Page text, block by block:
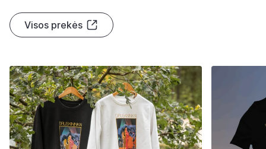
DRUSKIN IN
Visos prekės